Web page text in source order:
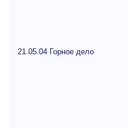
21.05.04 Горное дело